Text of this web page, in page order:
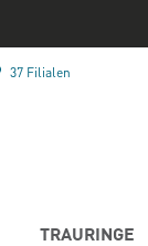
37 Filialen
TRAURINGE